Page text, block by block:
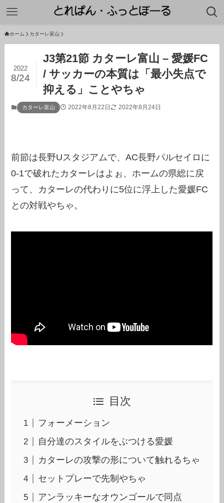
ホーム カターレ富山
J3第21節 カターレ富山 – 愛媛FC
/ サッカーの本質は「最小失点で
抑える」ことやちゃ
2022
8/24
カターレ富山 2022年8月22日 2022年8月24日
前節は長野Uスタジアムで、AC長野パルセイロに
0-1で破れたカターレはよぉ、ホームの県総に戻
って、カターレの代わりに5位に浮上した愛媛FC
との対戦やちゃ。
目次
フォーメーション
自分達のスタイルをぶつける愛媛
カターレの攻撃の形について触れるちゃ
セットプレーで先制やちゃ
アンラッキーなオウンゴールで同点